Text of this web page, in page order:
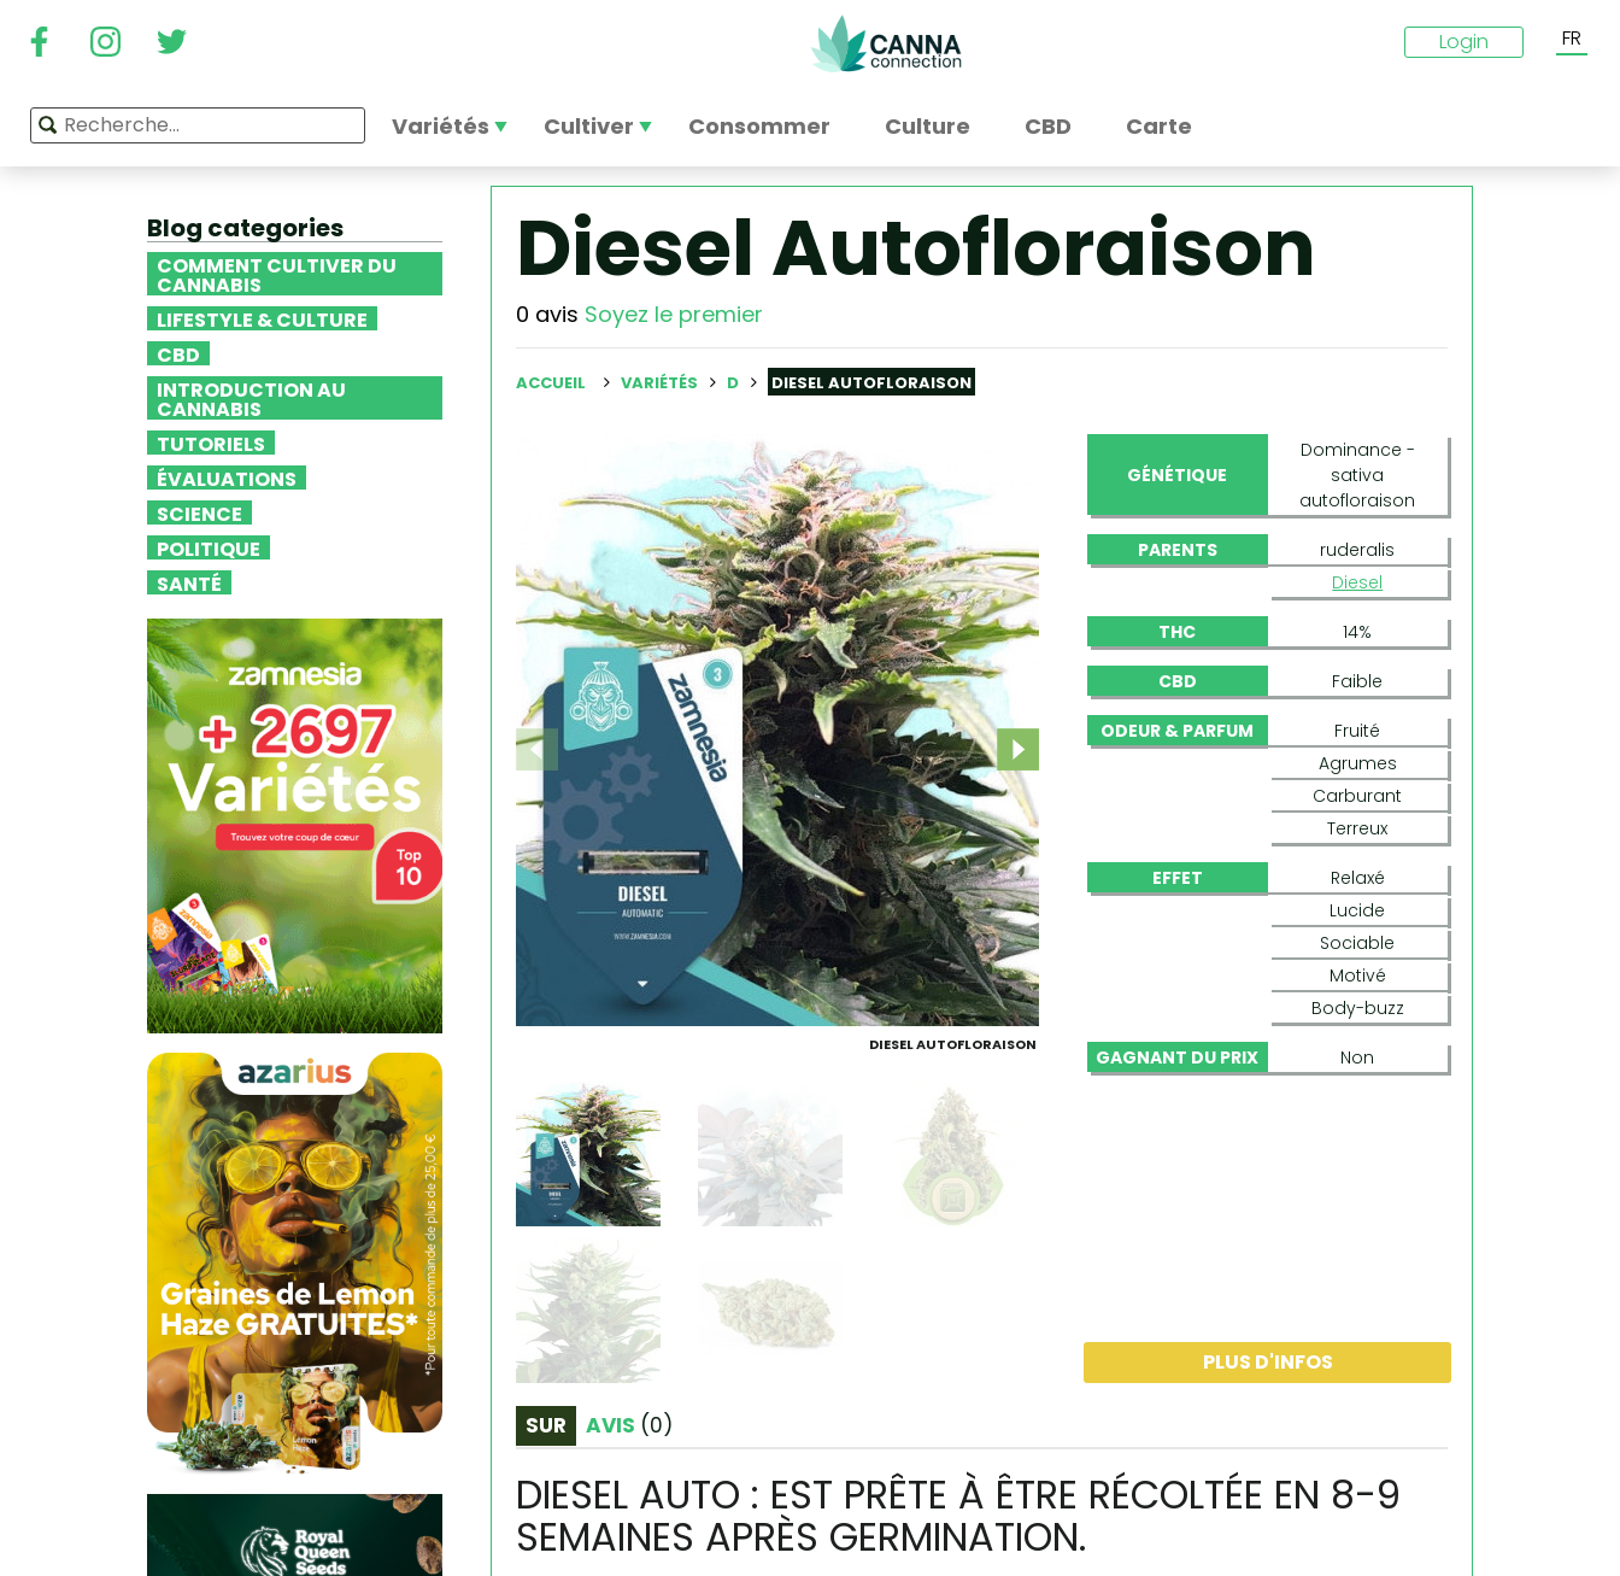
Login FR
Variétés Cultiver Consommer Culture CBD Carte
Blog categories
COMMENT CULTIVER DU
CANNABIS
LIFESTYLE & CULTURE
CBD
INTRODUCTION AU
CANNABIS
TUTORIELS
ÉVALUATIONS
SCIENCE
POLITIQUE
SANTÉ
Diesel Autofloraison
0 avis Soyez le premier
ACCUEIL VARIÉTÉS D DIESEL AUTOFLORAISON
DIESEL AUTOFLORAISON DIESEL AUTOFLORAISON
GÉNÉTIQUE
Dominance -
sativa
autofloraison
PARENTS
ruderalis
Diesel
THC 14%
CBD Faible
ODEUR & PARFUM
Fruité
Agrumes
Carburant
Terreux
EFFET
Relaxé
Lucide
Sociable
Motivé
Body-buzz
GAGNANT DU PRIX Non
PLUS D'INFOS
SUR AVIS (0)
DIESEL AUTO : EST PRÊTE À ÊTRE RÉCOLTÉE EN 8-9
SEMAINES APRÈS GERMINATION.